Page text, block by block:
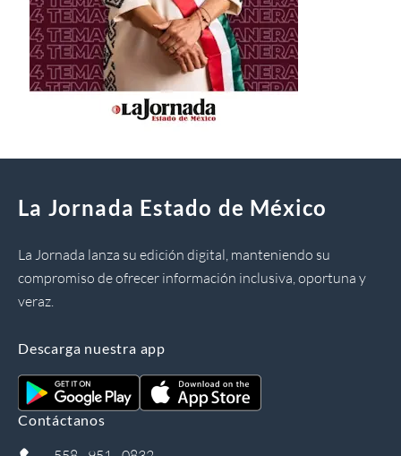
La Jornada Estado de México
La Jornada lanza su edición digital, manteniendo su
compromiso de ofrecer información inclusiva, oportuna y
veraz.
Descarga nuestra app
Contáctanos